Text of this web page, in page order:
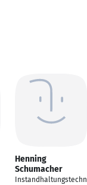
Henning
Schumacher
Instandhaltungstechn